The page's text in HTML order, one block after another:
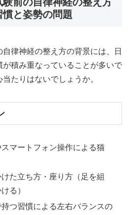
と姿勢の問題
律神経の整え方の背景には、日
積み重なっていることが多いで
たりはないでしょうか。
マートフォン操作による猫
た立ち方・座り方（足を組
る）
つ習慣による左右バランスの